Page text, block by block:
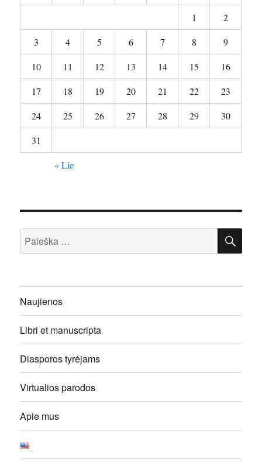
1
2
3
4 5 6 7 8
9
10
11 12 13 14 15
16
17
18 19 20 21 22
23
24
25 26 27 28 29
30
31
« Lie
Ieškoti:
Naujienos
Libri et manuscripta
Diasporos tyrėjams
Virtualios parodos
Apie mus